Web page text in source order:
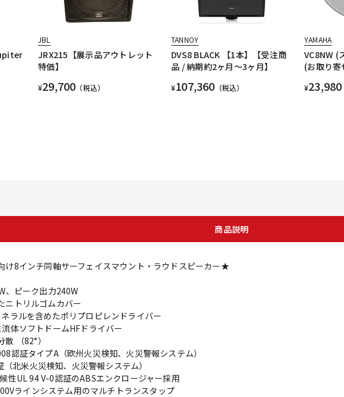
JBL
JRX215【展示品アウトレット
特価】
¥29,700 （税込）
TANNOY
DVS8 BLACK 【1本】【受注商
品 / 納期約2ヶ月～3ヶ月】
¥107,360 （税込）
YAMAHA
VC8NW (
(お取り寄
¥23,980
商品説明
け8インチ同軸サーフェイスマウント・ラウドスピーカー★
、ピーク出力240W
ニトリルゴムカバー
ネラルを含めたポリプロピレンドライバー
流体ソフトドームHFドライバー
散 （82°）
認証タイプA（欧州火災検知、火災警報システム）
（北米火災検知、火災警報システム）
性UL 94 V-0認証のABSエンクロージャー採用
ラインシステム用のマルチトランスタップ